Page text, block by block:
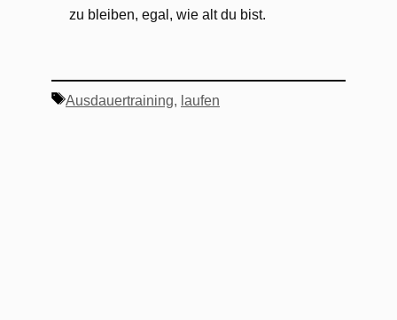
zu bleiben, egal, wie alt du bist.
Schlagwörter
Ausdauertraining, laufen